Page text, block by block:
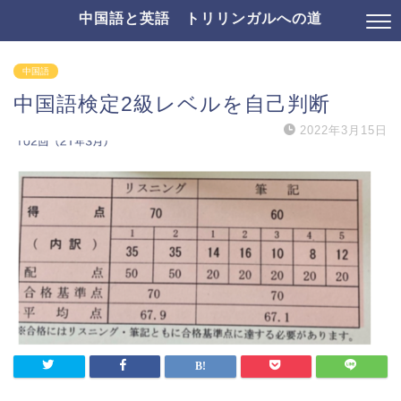
中国語と英語 トリリンガルへの道
中国語
中国語検定2級レベルを自己判断
2022年3月15日